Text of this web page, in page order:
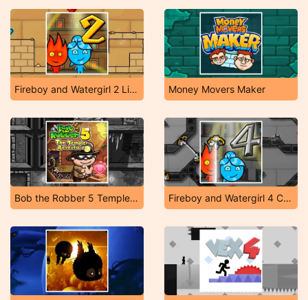
Fireboy and Watergirl 2 Light Temple Money Movers Maker
Bob the Robber 5 Temple Adventure Fireboy and Watergirl 4 Crystal Temple